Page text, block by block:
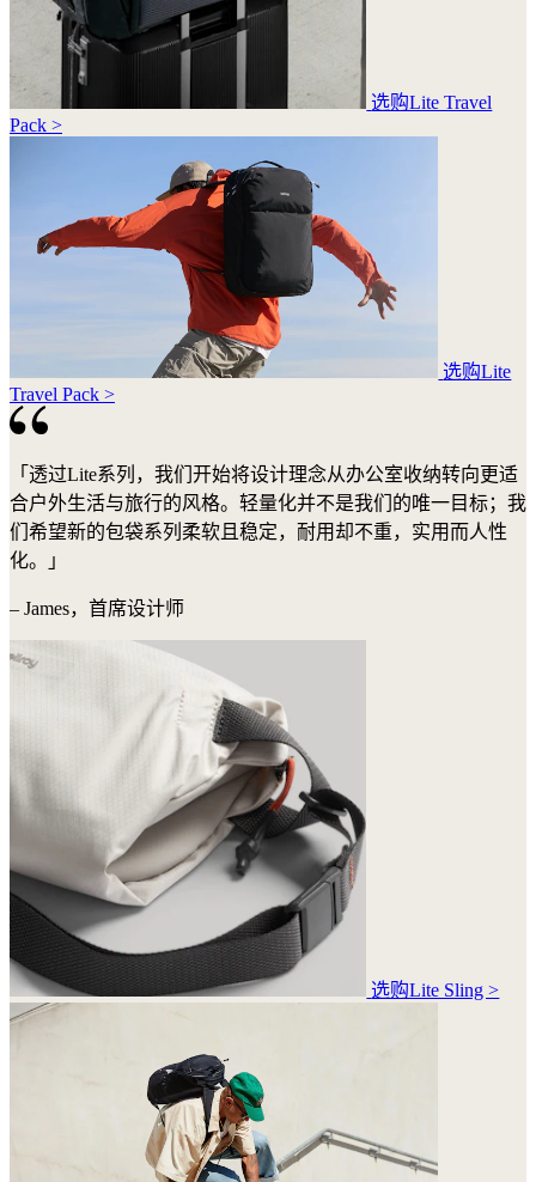
选购Lite Travel
Pack >
选购Lite
Travel Pack >
「透过Lite系列，我们开始将设计理念从办公室收纳转向更适
合户外生活与旅行的风格。轻量化并不是我们的唯一目标；我
们希望新的包袋系列柔软且稳定，耐用却不重，实用而人性
化。」
– James，首席设计师
选购Lite Sling >